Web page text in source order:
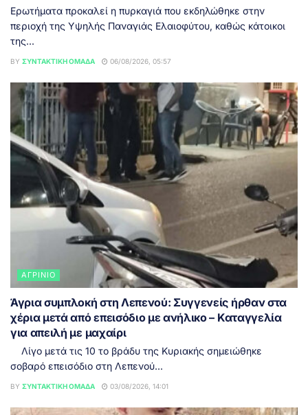
Ερωτήματα προκαλεί η πυρκαγιά που εκδηλώθηκε στην
περιοχή της Υψηλής Παναγιάς Ελαιοφύτου, καθώς κάτοικοι
της...
BY ΣΥΝΤΑΚΤΙΚΉ ΟΜΆΔΑ 06/08/2026, 05:57
ΑΓΡΊΝΙΟ
Άγρια συμπλοκή στη Λεπενού: Συγγενείς ήρθαν στα
χέρια μετά από επεισόδιο με ανήλικο – Καταγγελία
για απειλή με μαχαίρι
Λίγο μετά τις 10 το βράδυ της Κυριακής σημειώθηκε
σοβαρό επεισόδιο στη Λεπενού...
BY ΣΥΝΤΑΚΤΙΚΉ ΟΜΆΔΑ 03/08/2026, 14:01